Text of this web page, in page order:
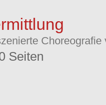
Seiten